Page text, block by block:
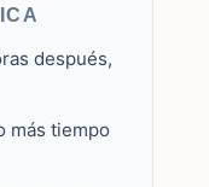
después,
más tiempo